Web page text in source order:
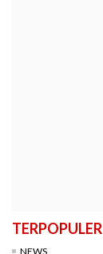
TERPOPULER
NEWS